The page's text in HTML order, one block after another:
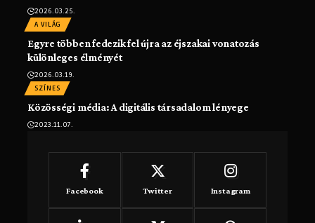
2026.03.25.
A VILÁG
Egyre többen fedezik fel újra az éjszakai vonatozás
különleges élményét
2026.03.19.
SZÍNES
Közösségi média: A digitális társadalom lényege
2023.11.07.
Facebook Twitter Instagram